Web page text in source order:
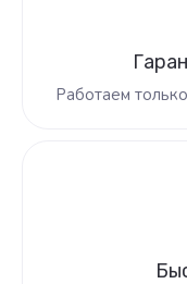
Работаем